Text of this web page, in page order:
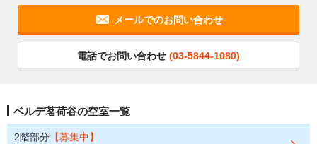
メールでのお問い合わせ
電話でお問い合わせ (03-5844-1080)
ベルデ茗荷谷の空室一覧
2階部分 【募集中】